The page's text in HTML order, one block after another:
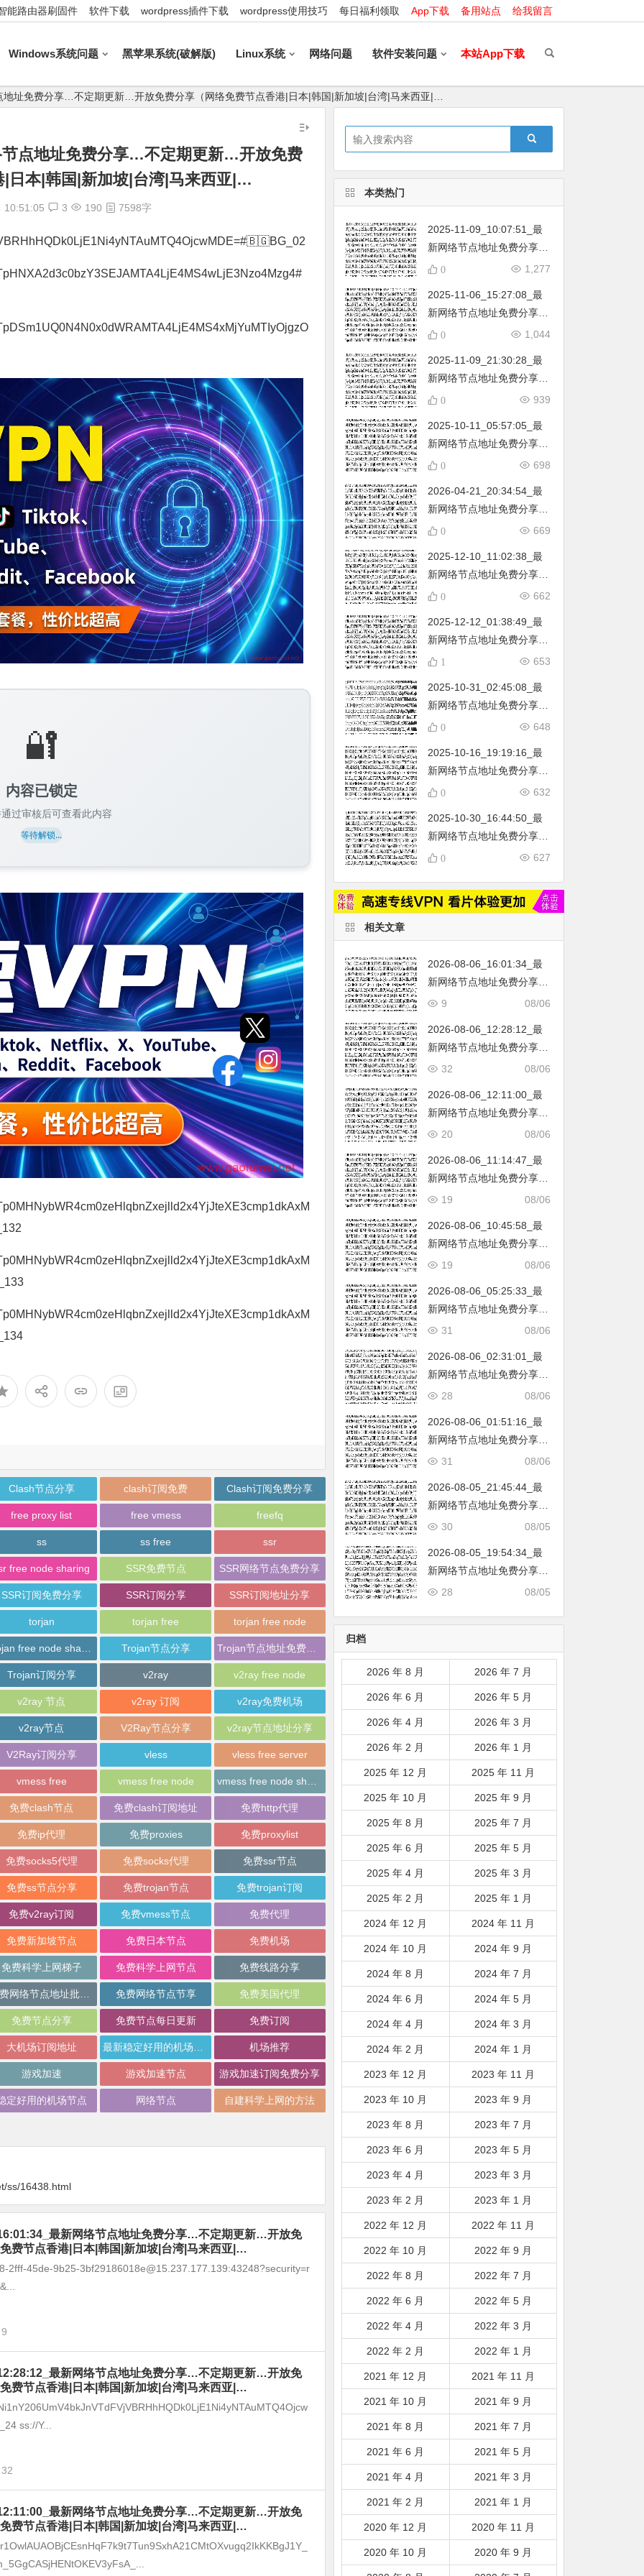
能路由器刷固件 软件下载 wordpress插件下载 wordpress使用技巧 每日福利领取 App下载 备用站点 给我留言
Windows系统问题 黑苹果系统(破解版) Linux系统 网络问题 软件安装问题 本站App下载
址免费分享…不定期更新…开放免费分享（网络免费节点香港|日本|韩国|新加坡|台湾|马来西亚|…
节点地址免费分享…不定期更新…开放免费
|日本|韩国|新加坡|台湾|马来西亚|…
10:51:05 3 190 7598字
🔐
内容已锁定
过审核后可查看此内容
等待解锁...
Clash节点分享 clash订阅免费 Clash订阅免费分享
free proxy list free vmess freefq
ss ss free ssr
free node sharing SSR免费节点 SSR网络节点免费分享
SSR订阅免费分享 SSR订阅分享 SSR订阅地址分享
torjan torjan free torjan free node
Trojan节点分享
Trojan订阅分享 v2ray v2ray free node
v2ray 节点 v2ray 订阅 v2ray免费机场
v2ray节点 V2Ray节点分享 v2ray节点地址分享
V2Ray订阅分享 vless vless free server
vmess free vmess free node
免费clash节点 免费clash订阅地址 免费http代理
免费ip代理 免费proxies 免费proxylist
免费socks5代理 免费socks代理 免费ssr节点
免费ss节点分享 免费trojan节点 免费trojan订阅
免费v2ray订阅 免费vmess节点 免费代理
免费新加坡节点 免费日本节点 免费机场
免费科学上网梯子 免费科学上网节点 免费线路分享
免费网络节点节享 免费美国代理
免费节点分享 免费节点每日更新 免费订阅
大机场订阅地址 机场推荐
游戏加速 游戏加速节点 游戏加速订阅免费分享
定好用的机场节点 网络节点 自建科学上网的方法
ss/16438.html
最新网络节点地址免费分享…不定期更新…开放免
费节点香港|日本|韩国|新加坡|台湾|马来西亚|…
2fff-45de-9b25-3bf29186018e@15.237.177.139:43248?security=r
9
最新网络节点地址免费分享…不定期更新…开放免
费节点香港|日本|韩国|新加坡|台湾|马来西亚|…
ss://Y...
32
最新网络节点地址免费分享…不定期更新…开放免
费节点香港|日本|韩国|新加坡|台湾|马来西亚|…
本类热门
2025-11-09_10:07:51_最
新网络节点地址免费分享…
不定期更新…开放免费分享
韩国|新加坡|台湾|马来西亚|
…
1,277
0
2025-11-06_15:27:08_最
新网络节点地址免费分享…
不定期更新…开放免费分享
韩国|新加坡|台湾|马来西亚|
…
1,044
0
2025-11-09_21:30:28_最
新网络节点地址免费分享…
不定期更新…开放免费分享
韩国|新加坡|台湾|马来西亚|
…
939
0
2025-10-11_05:57:05_最
新网络节点地址免费分享…
不定期更新…开放免费分享
韩国|新加坡|台湾|马来西亚|
…
698
0
2026-04-21_20:34:54_最
新网络节点地址免费分享…
不定期更新…开放免费分享
韩国|新加坡|台湾|马来西亚|
…
669
0
2025-12-10_11:02:38_最
新网络节点地址免费分享…
不定期更新…开放免费分享
韩国|新加坡|台湾|马来西亚|
…
662
0
2025-12-12_01:38:49_最
新网络节点地址免费分享…
不定期更新…开放免费分享
韩国|新加坡|台湾|马来西亚|
…
653
1
2025-10-31_02:45:08_最
新网络节点地址免费分享…
不定期更新…开放免费分享
韩国|新加坡|台湾|马来西亚|
…
648
0
2025-10-16_19:19:16_最
新网络节点地址免费分享…
不定期更新…开放免费分享
韩国|新加坡|台湾|马来西亚|
…
632
0
2025-10-30_16:44:50_最
新网络节点地址免费分享…
不定期更新…开放免费分享
韩国|新加坡|台湾|马来西亚|
…
627
0
相关文章
2026-08-06_16:01:34_最
新网络节点地址免费分享…
不定期更新…开放免费分享
韩国|新加坡|台湾|马来西亚|
…
08/06
9
2026-08-06_12:28:12_最
新网络节点地址免费分享…
不定期更新…开放免费分享
韩国|新加坡|台湾|马来西亚|
…
08/06
32
2026-08-06_12:11:00_最
新网络节点地址免费分享…
不定期更新…开放免费分享
韩国|新加坡|台湾|马来西亚|
…
08/06
20
2026-08-06_11:14:47_最
新网络节点地址免费分享…
不定期更新…开放免费分享
韩国|新加坡|台湾|马来西亚|
…
08/06
19
2026-08-06_10:45:58_最
新网络节点地址免费分享…
不定期更新…开放免费分享
韩国|新加坡|台湾|马来西亚|
…
08/06
19
2026-08-06_05:25:33_最
新网络节点地址免费分享…
不定期更新…开放免费分享
韩国|新加坡|台湾|马来西亚|
…
08/06
31
2026-08-06_02:31:01_最
新网络节点地址免费分享…
不定期更新…开放免费分享
韩国|新加坡|台湾|马来西亚|
…
08/06
28
2026-08-06_01:51:16_最
新网络节点地址免费分享…
不定期更新…开放免费分享
韩国|新加坡|台湾|马来西亚|
…
08/06
31
2026-08-05_21:45:44_最
新网络节点地址免费分享…
不定期更新…开放免费分享
韩国|新加坡|台湾|马来西亚|
…
08/05
30
2026-08-05_19:54:34_最
新网络节点地址免费分享…
不定期更新…开放免费分享
韩国|新加坡|台湾|马来西亚|
08/05
28
归档
2026 年 8 月 2026 年 7 月
2026 年 6 月 2026 年 5 月
2026 年 4 月 2026 年 3 月
2026 年 2 月 2026 年 1 月
2025 年 12 月 2025 年 11 月
2025 年 10 月 2025 年 9 月
2025 年 8 月 2025 年 7 月
2025 年 6 月 2025 年 5 月
2025 年 4 月 2025 年 3 月
2025 年 2 月 2025 年 1 月
2024 年 12 月 2024 年 11 月
2024 年 10 月 2024 年 9 月
2024 年 8 月 2024 年 7 月
2024 年 6 月 2024 年 5 月
2024 年 4 月 2024 年 3 月
2024 年 2 月 2024 年 1 月
2023 年 12 月 2023 年 11 月
2023 年 10 月 2023 年 9 月
2023 年 8 月 2023 年 7 月
2023 年 6 月 2023 年 5 月
2023 年 4 月 2023 年 3 月
2023 年 2 月 2023 年 1 月
2022 年 12 月 2022 年 11 月
2022 年 10 月 2022 年 9 月
2022 年 8 月 2022 年 7 月
2022 年 6 月 2022 年 5 月
2022 年 4 月 2022 年 3 月
2022 年 2 月 2022 年 1 月
2021 年 12 月 2021 年 11 月
2021 年 10 月 2021 年 9 月
2021 年 8 月 2021 年 7 月
2021 年 6 月 2021 年 5 月
2021 年 4 月 2021 年 3 月
2021 年 2 月 2021 年 1 月
2020 年 12 月 2020 年 11 月
2020 年 10 月 2020 年 9 月